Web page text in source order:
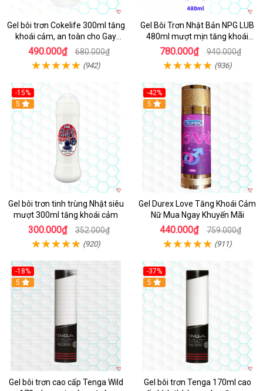
Gel bôi trơn Cokelife 300ml tăng
khoái cảm, an toàn cho Gay
LGBT
490.000₫ 680.000₫
(942)
Gel Bôi Trơn Nhật Bản NPG LUB
480ml mượt mịn tăng khoái
cảm
780.000₫ 940.000₫
(936)
-15%
Hot
5
Gel bôi trơn tinh trùng Nhật siêu
mượt 300ml tăng khoái cảm
300.000₫ 352.000₫
(920)
-42%
5
Gel Durex Love Tăng Khoái Cảm
Nữ Mua Ngay Khuyến Mãi
440.000₫ 759.000₫
(911)
-18%
5
Gel bôi trơn cao cấp Tenga Wild
-37%
5
Gel bôi trơn Tenga 170ml cao